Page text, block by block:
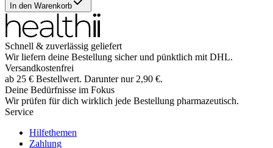
In den Warenkorb
Schnell & zuverlässig geliefert
Wir liefern deine Bestellung sicher und pünktlich mit DHL.
Versandkostenfrei
ab 25 € Bestellwert. Darunter nur 2,90 €.
Deine Bedürfnisse im Fokus
Wir prüfen für dich wirklich jede Bestellung pharmazeutisch.
Service
Hilfethemen
Zahlung